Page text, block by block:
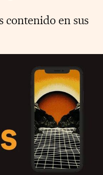
contenido en sus